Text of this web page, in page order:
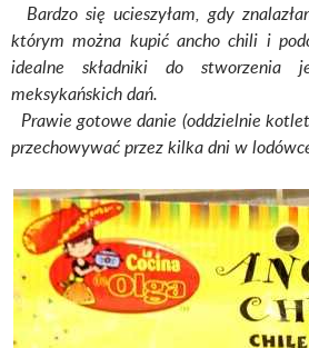
Bardzo się ucieszyłam, gdy
którym można kupić ancho chili i
idealne składniki do stworzenia
meksykańskich dań.
Prawie gotowe danie (oddzielnie
przechowywać przez kilka dni w